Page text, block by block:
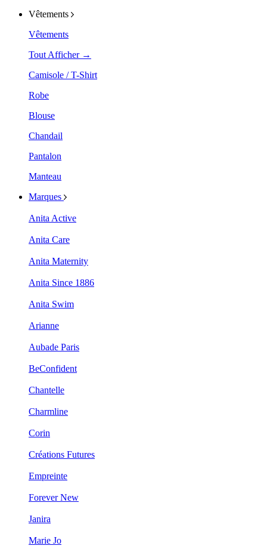
Vêtements
Vêtements
Tout Afficher →
Camisole / T-Shirt
Robe
Blouse
Chandail
Pantalon
Manteau
Marques
Anita Active
Anita Care
Anita Maternity
Anita Since 1886
Anita Swim
Arianne
Aubade Paris
BeConfident
Chantelle
Charmline
Corin
Créations Futures
Empreinte
Forever New
Janira
Marie Jo